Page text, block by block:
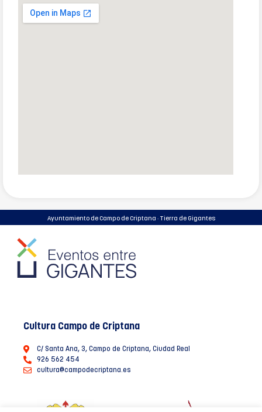
Ayuntamiento de Campo de Criptana · Tierra de Gigantes
Cultura Campo de Criptana
C/ Santa Ana, 3, Campo de Criptana, Ciudad Real
926 562 454
cultura@campodecriptana.es